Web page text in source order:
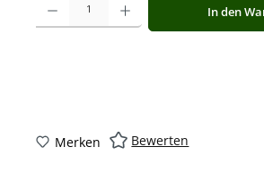
In den
Merken Bewerten